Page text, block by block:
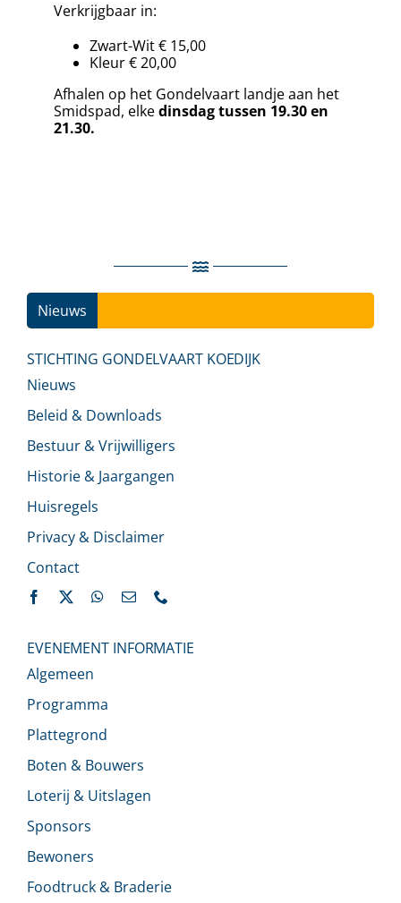
Verkrijgbaar in:
Zwart-Wit € 15,00
Kleur € 20,00
Afhalen op het Gondelvaart landje aan het
Smidspad, elkedinsdag tussen 19.30 en
21.30.
Nieuws
STICHTING GONDELVAART KOEDIJK
Nieuws
Beleid & Downloads
Bestuur & Vrijwilligers
Historie & Jaargangen
Huisregels
Privacy & Disclaimer
Contact
EVENEMENT INFORMATIE
Algemeen
Programma
Plattegrond
Boten & Bouwers
Loterij & Uitslagen
Sponsors
Bewoners
Foodtruck & Braderie